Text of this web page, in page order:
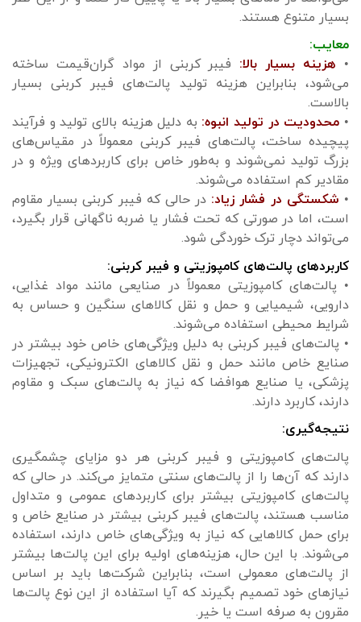
بسیار متنوع هستند.
معایب:
• هزینه بسیار بالا: فیبر کربنی از مواد گران‌قیمت ساخته
می‌شود، بنابراین هزینه تولید پالت‌های فیبر کربنی بسیار
بالاست.
• محدودیت در تولید انبوه: به دلیل هزینه بالای تولید و فرآیند
پیچیده ساخت، پالت‌های فیبر کربنی معمولاً در مقیاس‌های
بزرگ تولید نمی‌شوند و به‌طور خاص برای کاربردهای ویژه و در
مقادیر کم استفاده می‌شوند.
• شکستگی در فشار زیاد: در حالی که فیبر کربنی بسیار مقاوم
است، اما در صورتی که تحت فشار یا ضربه ناگهانی قرار بگیرد،
می‌تواند دچار ترک خوردگی شود.
کاربردهای پالت‌های کامپوزیتی و فیبر کربنی:
• پالت‌های کامپوزیتی معمولاً در صنایعی مانند مواد غذایی،
دارویی، شیمیایی و حمل و نقل کالاهای سنگین و حساس به
شرایط محیطی استفاده می‌شوند.
• پالت‌های فیبر کربنی به دلیل ویژگی‌های خاص خود بیشتر در
صنایع خاص مانند حمل و نقل کالاهای الکترونیکی، تجهیزات
پزشکی، یا صنایع هوافضا که نیاز به پالت‌های سبک و مقاوم
دارند، کاربرد دارند.
نتیجه‌گیری:
پالت‌های کامپوزیتی و فیبر کربنی هر دو مزایای چشمگیری
دارند که آن‌ها را از پالت‌های سنتی متمایز می‌کند. در حالی که
پالت‌های کامپوزیتی بیشتر برای کاربردهای عمومی و متداول
مناسب هستند، پالت‌های فیبر کربنی بیشتر در صنایع خاص و
برای حمل کالاهایی که نیاز به ویژگی‌های خاص دارند، استفاده
می‌شوند. با این حال، هزینه‌های اولیه برای این پالت‌ها بیشتر
از پالت‌های معمولی است، بنابراین شرکت‌ها باید بر اساس
نیازهای خود تصمیم بگیرند که آیا استفاده از این نوع پالت‌ها
مقرون به صرفه است یا خیر.